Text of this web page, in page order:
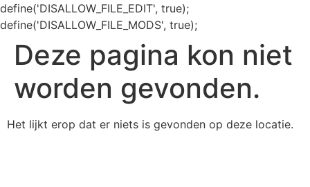
define('DISALLOW_FILE_EDIT', true);
define('DISALLOW_FILE_MODS', true);
Deze pagina kon niet
worden gevonden.
Het lijkt erop dat er niets is gevonden op deze locatie.